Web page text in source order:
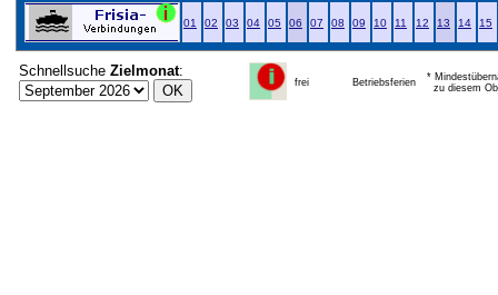
01 02 03 04 05 06 07 08 09 10 11 12 13 14 15
Schnellsuche Zielmonat:
frei Betriebsferien
*
zu diesem